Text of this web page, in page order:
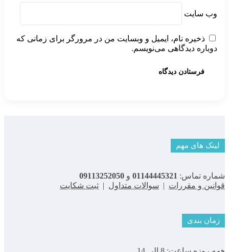
وب‌ سایت
ذخیره نام، ایمیل و وبسایت من در مرورگر برای زمانی که
دوباره دیدگاهی می‌نویسم.
لینک های مهم
شماره تماس: 01144445321 و 09113252050
قوانین و مقررات| سوالات متداول | ثبت شکایت
زمان بندی